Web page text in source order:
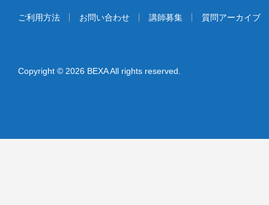
ご利用方法 お問い合わせ 講師募集 質問アーカイブ
Copyright © 2026 BEXA All rights reserved.